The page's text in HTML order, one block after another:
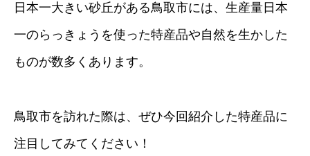
日本一大きい砂丘がある鳥取市には、生産量日本
一のらっきょうを使った特産品や自然を生かした
ものが数多くあります。
鳥取市を訪れた際は、ぜひ今回紹介した特産品に
注目してみてください！